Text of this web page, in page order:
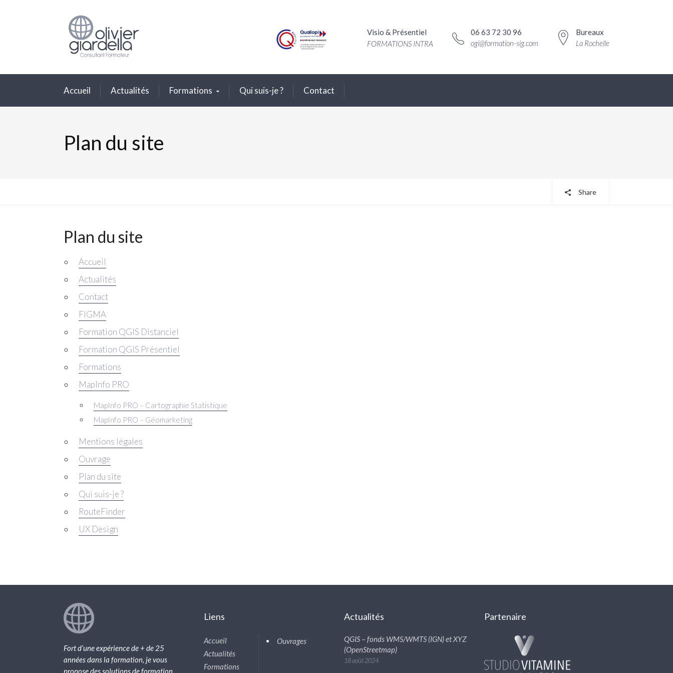
Bureaux
La Rochelle
06 63 72 30 96
ogi@formation-sig.com
Visio & Présentiel
FORMATIONS INTRA
Accueil Actualités Formations Qui suis-je ? Contact
Plan du site
Share
Plan du site
Accueil
Actualités
Contact
FIGMA
Formation QGIS Distanciel
Formation QGIS Présentiel
Formations
MapInfo PRO
MapInfo PRO – Cartographie Statistique
MapInfo PRO – Géomarketing
Mentions légales
Ouvrage
Plan du site
Qui suis-je ?
RouteFinder
UX Design
Fort d’une expérience de + de 25
années dans la formation, je vous
propose des solutions de formation
Liens
Accueil
Actualités
Formations
Ouvrages
Actualités
QGIS – fonds WMS/WMTS (IGN) et XYZ
(OpenStreetmap)
18 août 2024
Partenaire